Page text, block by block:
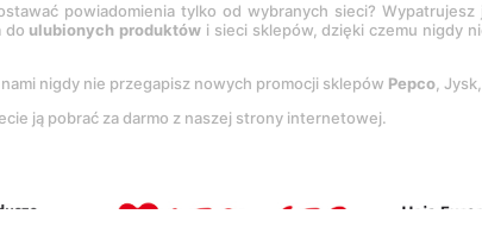
powiadomienia tylko od wybranych sieci?
do ulubionych produktów i sieci sklepów, dzięki czemu nigdy
nami nigdy nie przegapisz nowych promocji sklepów Pepco, Jysk,
ją pobrać za darmo z naszej strony internetowej.